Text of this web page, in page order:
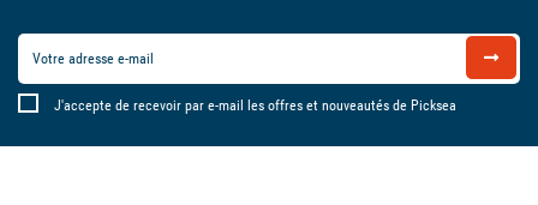
J'accepte de recevoir par e-mail les offres et nouveautés de Picksea